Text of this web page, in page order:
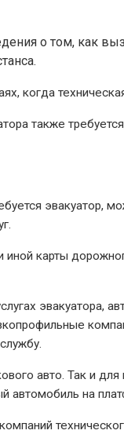
о том, как
когда
также
эвакуатор,
иной карты
авто. Так и
автомобиль на